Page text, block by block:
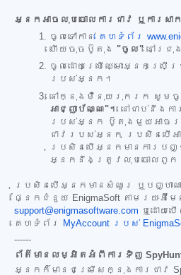
អ្នកអាចលុបចោលការជាវ ឬការស
ចូលទៅកាន់ គេហទំព័រ
ហើយចុចប៊ូតុង "ចូល" នៅជ្រុង
ចូលដោយប្រើឈ្មោះអ្នកប្រើ
របស់អ្នក។
នៅក្នុងម៉ឺនុយរុករក សូមចូល
អាជ្ញាប័ណ្ណ"។ នៅជាប់នឹងក
របស់អ្នក ប៊ូតុងមួយអាចរក
ជាវរបស់អ្នក ប្រសិនបើអ
ប្រសិនបើអ្នកមានការប
អ្នកនឹងត្រូវលុបចោលពួកវ
ប្រសិនបើអ្នកមានសំណួរ ឬបញ្ហាណ
ផ្នែកជំនួយ EnigmaSoft តាមរយៈអ៊ីម
support@enigmasoftware.com ឬដោយប
គេហទំព័រ
MyAccount របស់
------
ព័ត៌មានលម្អិតអំពីការទិញ
អ្នកក៏មានជម្រើសក្នុងការជាវ